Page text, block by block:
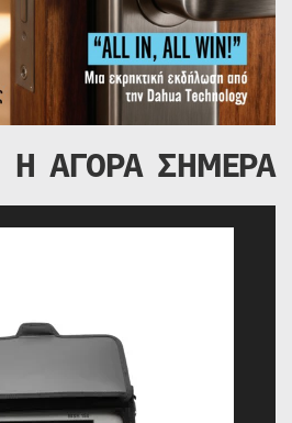
Η ΑΓΟΡΑ ΣΗΜΕΡΑ